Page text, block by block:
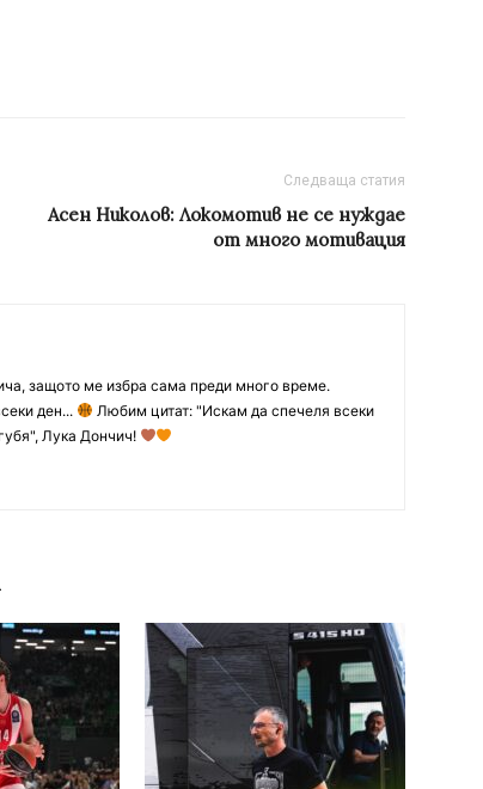
Следваща статия
Асен Николов: Локомотив не се нуждае
от много мотивация
защото ме избра сама преди много време.
ден...
Любим цитат: "Искам да спечеля всеки
Лука Дончич!